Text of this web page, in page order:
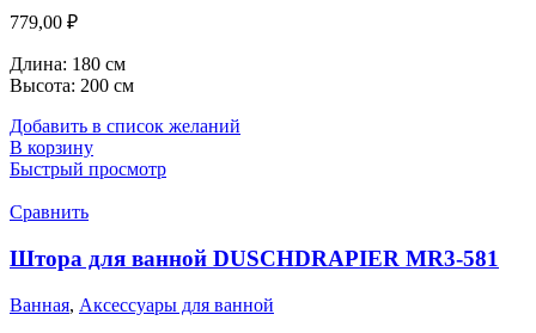
779,00 ₽
Длина: 180 см
Высота: 200 см
Добавить в список желаний
В корзину
Быстрый просмотр
Сравнить
Штора для ванной DUSCHDRAPIER MR3-581
Ванная, Аксессуары для ванной